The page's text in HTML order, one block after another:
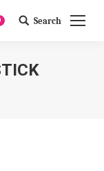
Search:
Search